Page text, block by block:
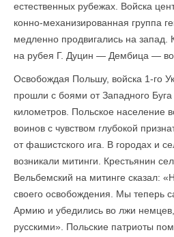
естественных рубежах. Войска
конно-механизированная группа
медленно продвигались на запад.
на рубея Г. Дуцин — Дембица —
Освобождая Польшу, войска 1-го
прошли с боями от Западного
километров. Польское население
воинов с чувством глубокой
от фашистского ига. В городах и
возникали митинги. Крестьянин
Вельбемский на митинге сказал:
своего освобождения. Мы теперь
Армию и убедились во лжи немцев,
русскими». Польские патриоты